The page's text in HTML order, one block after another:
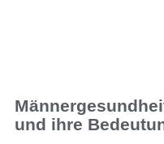
und ihre